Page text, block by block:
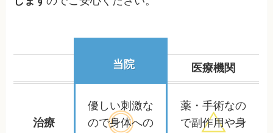
当院 医療機関
治療
優しい刺激な
ので身体への
薬・手術なの
で副作用や身